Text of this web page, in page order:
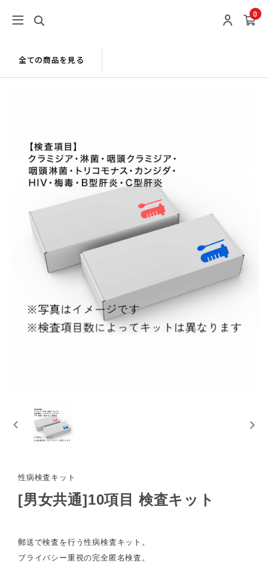
0
全ての商品を見る
性病検査キット
[男女共通]10項目 検査キット
郵送で検査を行う性病検査キット。
プライバシー重視の完全匿名検査。